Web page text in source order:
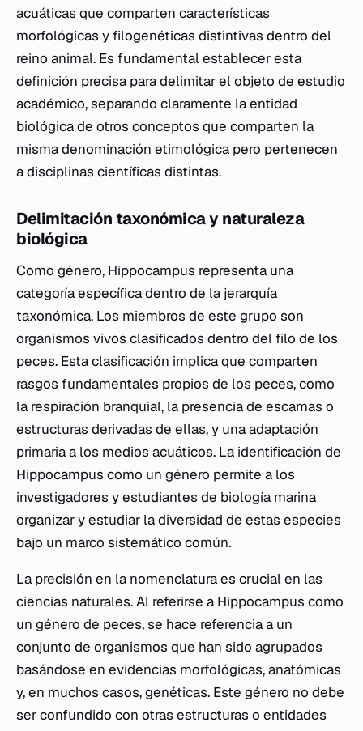
acuáticas que comparten características
morfológicas y filogenéticas distintivas dentro del
reino animal. Es fundamental establecer esta
definición precisa para delimitar el objeto de estudio
académico, separando claramente la entidad
biológica de otros conceptos que comparten la
misma denominación etimológica pero pertenecen
a disciplinas científicas distintas.
Delimitación taxonómica y naturaleza
biológica
Como género, Hippocampus representa una
categoría específica dentro de la jerarquía
taxonómica. Los miembros de este grupo son
organismos vivos clasificados dentro del filo de los
peces. Esta clasificación implica que comparten
rasgos fundamentales propios de los peces, como
la respiración branquial, la presencia de escamas o
estructuras derivadas de ellas, y una adaptación
primaria a los medios acuáticos. La identificación de
Hippocampus como un género permite a los
investigadores y estudiantes de biología marina
organizar y estudiar la diversidad de estas especies
bajo un marco sistemático común.
La precisión en la nomenclatura es crucial en las
ciencias naturales. Al referirse a Hippocampus como
un género de peces, se hace referencia a un
conjunto de organismos que han sido agrupados
basándose en evidencias morfológicas, anatómicas
y, en muchos casos, genéticas. Este género no debe
ser confundido con otras estructuras o entidades